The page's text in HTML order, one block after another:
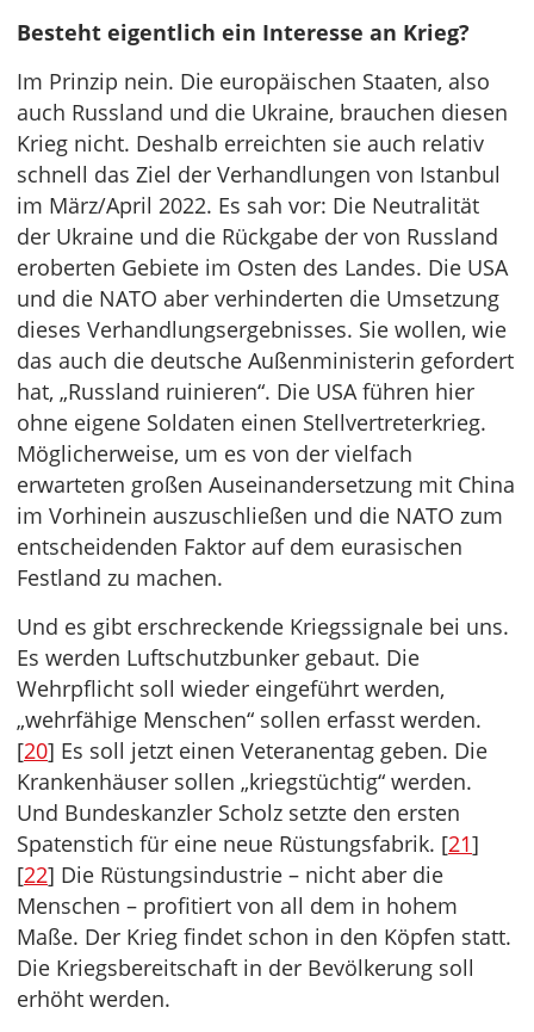
Besteht eigentlich ein Interesse an Krieg?
Im Prinzip nein. Die europäischen Staaten, also
auch Russland und die Ukraine, brauchen diesen
Krieg nicht. Deshalb erreichten sie auch relativ
schnell das Ziel der Verhandlungen von Istanbul
im März/April 2022. Es sah vor: Die Neutralität
der Ukraine und die Rückgabe der von Russland
eroberten Gebiete im Osten des Landes. Die USA
und die NATO aber verhinderten die Umsetzung
dieses Verhandlungsergebnisses. Sie wollen, wie
das auch die deutsche Außenministerin gefordert
hat, „Russland ruinieren“. Die USA führen hier
ohne eigene Soldaten einen Stellvertreterkrieg.
Möglicherweise, um es von der vielfach
erwarteten großen Auseinandersetzung mit China
im Vorhinein auszuschließen und die NATO zum
entscheidenden Faktor auf dem eurasischen
Festland zu machen.
Und es gibt erschreckende Kriegssignale bei uns.
Es werden Luftschutzbunker gebaut. Die
Wehrpflicht soll wieder eingeführt werden,
„wehrfähige Menschen“ sollen erfasst werden.
[20] Es soll jetzt einen Veteranentag geben. Die
Krankenhäuser sollen „kriegstüchtig“ werden.
Und Bundeskanzler Scholz setzte den ersten
Spatenstich für eine neue Rüstungsfabrik. [21]
[22] Die Rüstungsindustrie – nicht aber die
Menschen – profitiert von all dem in hohem
Maße. Der Krieg findet schon in den Köpfen statt.
Die Kriegsbereitschaft in der Bevölkerung soll
erhöht werden.